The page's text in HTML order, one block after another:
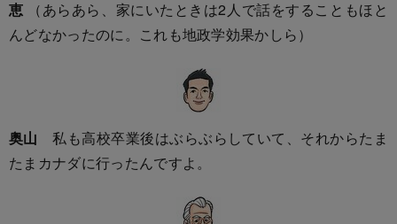
恵 （あらあら、家にいたときは2人で話をすることもほと
んどなかったのに。これも地政学効果かしら）
奥山 私も高校卒業後はぶらぶらしていて、それからたま
たまカナダに行ったんですよ。